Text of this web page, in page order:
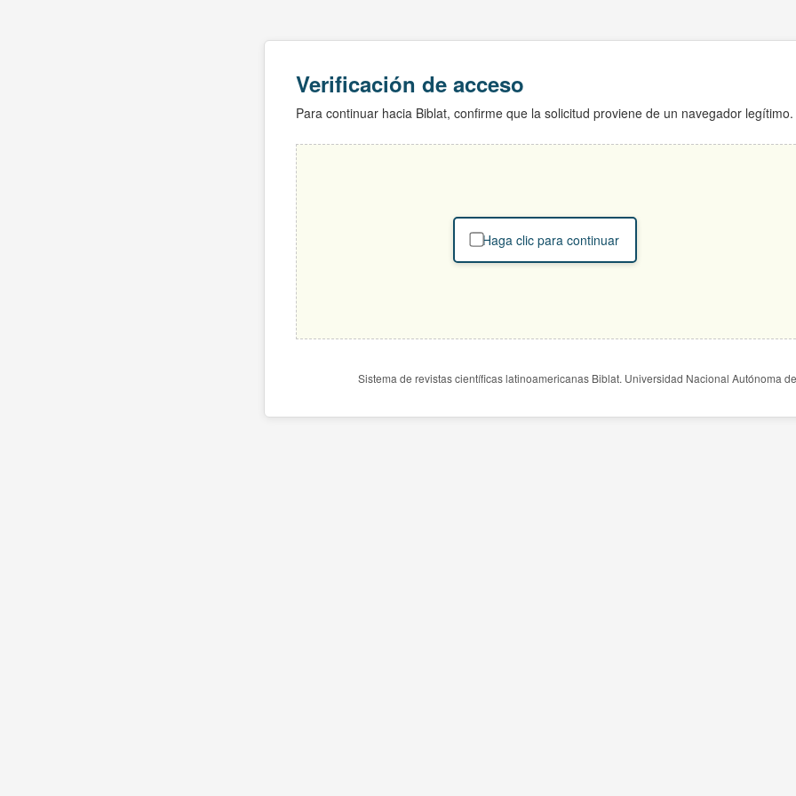
Verificación de acceso
Para continuar hacia Biblat, confirme que la solicitud proviene de un navegador legítimo.
Haga clic para continuar
Sistema de revistas científicas latinoamericanas Biblat. Universidad Nacional Autónoma